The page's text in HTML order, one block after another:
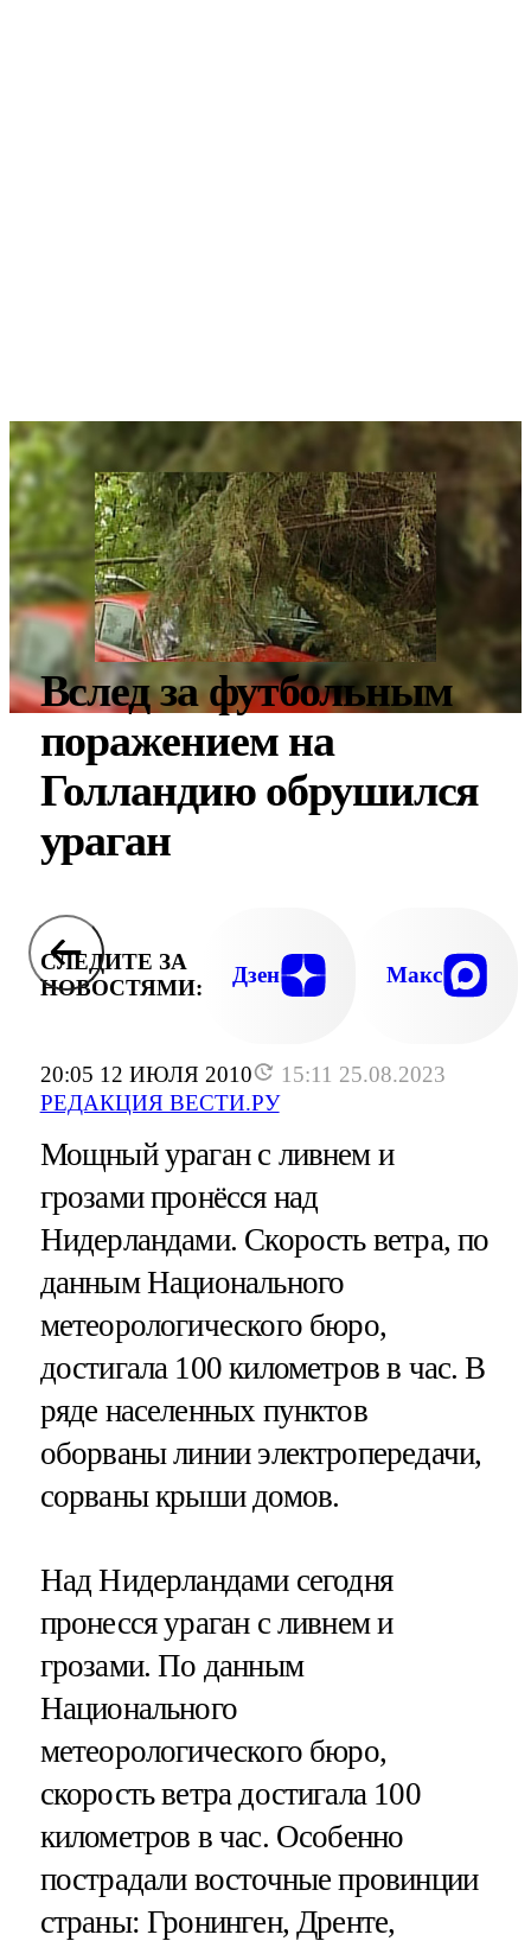
20:05 12 ИЮЛЯ 2010
15:11 25.08.2023
РЕДАКЦИЯ ВЕСТИ.РУ
Вслед за футбольным
поражением на
Голландию обрушился
ураган
СЛЕДИТЕ ЗА
НОВОСТЯМИ:
Дзен Макс
Мощный ураган с ливнем и
грозами пронёсся над
Нидерландами. Скорость ветра, по
данным Национального
метеорологического бюро,
достигала 100 километров в час. В
ряде населенных пунктов
оборваны линии электропередачи,
сорваны крыши домов.
Над Нидерландами сегодня
пронесся ураган с ливнем и
грозами. По данным
Национального
метеорологического бюро,
скорость ветра достигала 100
километров в час. Особенно
пострадали восточные провинции
страны: Гронинген, Дренте,